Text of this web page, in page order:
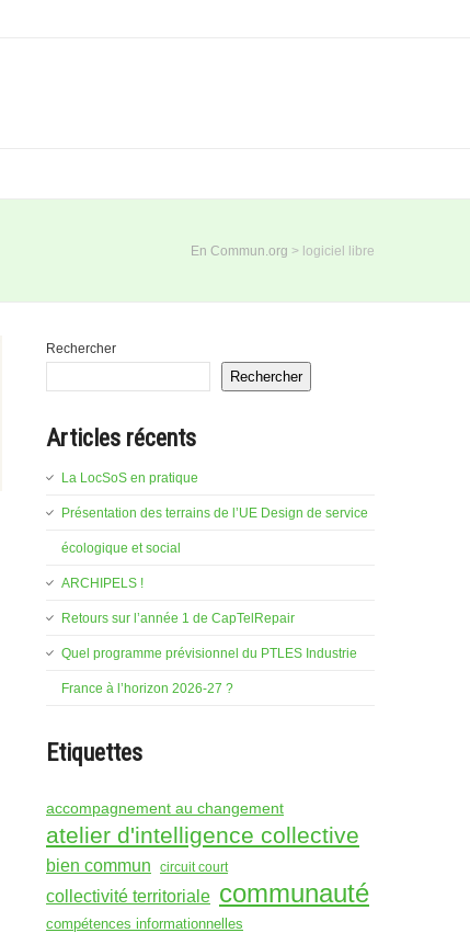
En Commun.org > logiciel libre
Rechercher
Rechercher
Articles récents
La LocSoS en pratique
Présentation des terrains de l’UE Design de service
écologique et social
ARCHIPELS !
Retours sur l’année 1 de CapTelRepair
Quel programme prévisionnel du PTLES Industrie
France à l’horizon 2026-27 ?
Etiquettes
accompagnement au changement
atelier d'intelligence collective
bien commun circuit court
collectivité territoriale communauté
compétences informationnelles